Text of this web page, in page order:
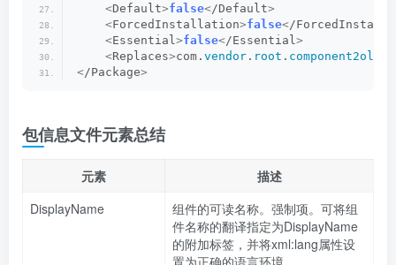
<Default>false</Default>
<ForcedInstallation>false</
<Essential>false</Essential>
<Replaces>com. vendor . root . component2old
</Package>
包信息文件元素总结
元素
描述
DisplayName
组件的可读名称。强制项。可将组
件名称的翻译指定为DisplayName
的附加标签，并将xml:lang属性设
置为正确的语言环境。